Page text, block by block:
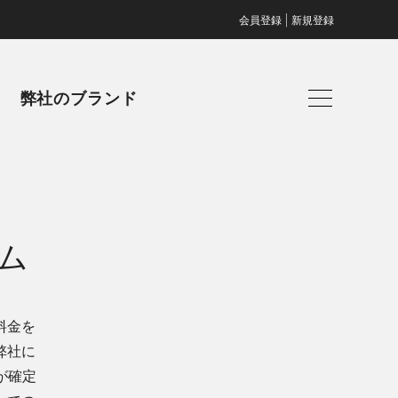
会員登録 新規登録
弊社のブランド
金を
社に
確定